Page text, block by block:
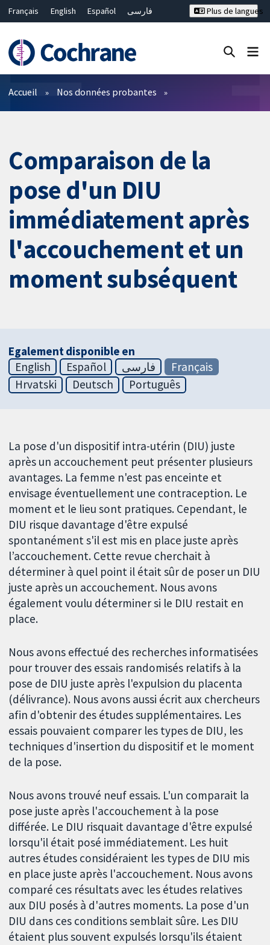
Français English Español
فارسی
Bahasa Malaysia
ไทย
繁體中文
简体中文
Plus de langues
Filtres
Accueil Nos données probantes
Comparaison de la
pose d'un DIU
immédiatement après
l'accouchement et un
moment subséquent
Egalement disponible en
English
Español فارسی
Français
Hrvatski
Deutsch Português
La pose d'un dispositif intra-utérin (DIU) juste
après un accouchement peut présenter plusieurs
avantages. La femme n'est pas enceinte et
envisage éventuellement une contraception. Le
moment et le lieu sont pratiques. Cependant, le
DIU risque davantage d'être expulsé
spontanément s'il est mis en place juste après
l’accouchement. Cette revue cherchait à
déterminer à quel point il était sûr de poser un DIU
juste après un accouchement. Nous avons
également voulu déterminer si le DIU restait en
place.
Nous avons effectué des recherches informatisées
pour trouver des essais randomisés relatifs à la
pose de DIU juste après l'expulsion du placenta
(délivrance). Nous avons aussi écrit aux chercheurs
afin d'obtenir des études supplémentaires. Les
essais pouvaient comparer les types de DIU, les
techniques d'insertion du dispositif et le moment
de la pose.
Nous avons trouvé neuf essais. L'un comparait la
pose juste après l'accouchement à la pose
différée. Le DIU risquait davantage d'être expulsé
lorsqu'il était posé immédiatement. Les huit
autres études considéraient les types de DIU mis
en place juste après l'accouchement. Nous avons
comparé ces résultats avec les études relatives
aux DIU posés à d'autres moments. La pose d'un
DIU dans ces conditions semblait sûre. Les DIU
étaient plus souvent expulsés lorsqu'ils étaient